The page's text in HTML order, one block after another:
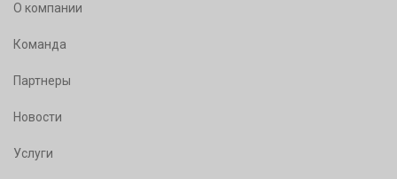
О компании
Команда
Партнеры
Новости
Услуги